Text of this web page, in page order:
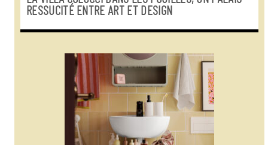
RESSUCITÉ ENTRE ART ET DESIGN